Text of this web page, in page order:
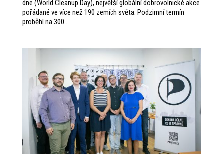
dne (World Cleanup Day), největší globální dobrovolnické akce
pořádané ve více než 190 zemích světa. Podzimní termín
proběhl na 300...